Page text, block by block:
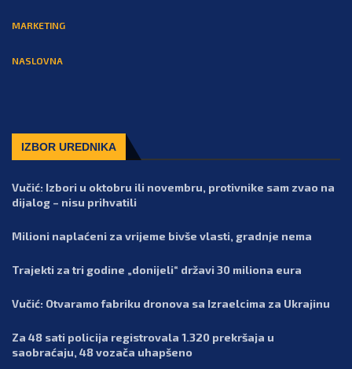
MARKETING
NASLOVNA
IZBOR UREDNIKA
Vučić: Izbori u oktobru ili novembru, protivnike sam zvao na
dijalog – nisu prihvatili
Milioni naplaćeni za vrijeme bivše vlasti, gradnje nema
Trajekti za tri godine „donijeli“ državi 30 miliona eura
Vučić: Otvaramo fabriku dronova sa Izraelcima za Ukrajinu
Za 48 sati policija registrovala 1.320 prekršaja u
saobraćaju, 48 vozača uhapšeno